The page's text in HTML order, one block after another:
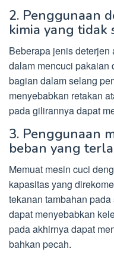
2. Penggunaan
kimia yang tidak
Beberapa jenis
dalam mencuci pakaian
bagian dalam selang
menyebabkan retakan
pada gilirannya dapat
3. Penggunaan
beban yang
Memuat mesin cuci
kapasitas yang
tekanan tambahan
dapat menyebabkan
pada akhirnya dapat
bahkan pecah.